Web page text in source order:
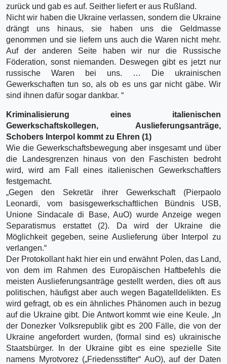
zurück und gab es auf. Seither liefert er aus Rußland.
Nicht wir haben die Ukraine verlassen, sondern die Ukraine
drängt uns hinaus, sie haben uns die Geldmasse
genommen und sie liefern uns auch die Waren nicht mehr.
Auf der anderen Seite haben wir nur die Russische
Föderation, sonst niemanden. Deswegen gibt es jetzt nur
russische Waren bei uns. … Die ukrainischen
Gewerkschaften tun so, als ob es uns gar nicht gäbe. Wir
sind ihnen dafür sogar dankbar. “
Kriminalisierung eines italienischen
Gewerkschaftskollegen, Auslieferungsanträge,
Schobers Interpol kommt zu Ehren (1)
Wie die Gewerkschaftsbewegung aber insgesamt und über
die Landesgrenzen hinaus von den Faschisten bedroht
wird, wird am Fall eines italienischen Gewerkschaftlers
festgemacht.
„Gegen den Sekretär ihrer Gewerkschaft (Pierpaolo
Leonardi, vom basisgewerkschaftlichen Bündnis USB,
Unione Sindacale di Base, AuO) wurde Anzeige wegen
Separatismus erstattet (2). Da wird der Ukraine die
Möglichkeit gegeben, seine Auslieferung über Interpol zu
verlangen.“
Der Protokollant hakt hier ein und erwähnt Polen, das Land,
von dem im Rahmen des Europäischen Haftbefehls die
meisten Auslieferungsanträge gestellt werden, dies oft aus
politischen, häufigst aber auch wegen Bagatelldelikten. Es
wird gefragt, ob es ein ähnliches Phänomen auch in bezug
auf die Ukraine gibt. Die Antwort kommt wie eine Keule. „In
der Donezker Volksrepublik gibt es 200 Fälle, die von der
Ukraine angefordert wurden, (formal sind es) ukrainische
Staatsbürger. In der Ukraine gibt es eine spezielle Site
namens Myrotvorez („Friedensstifter“ AuO), auf der Daten